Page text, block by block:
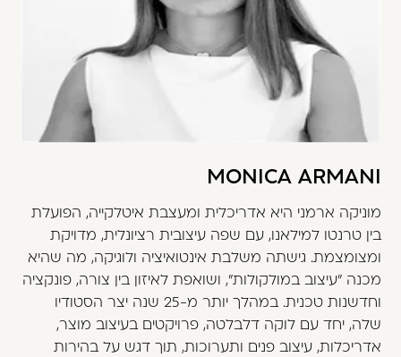
MONICA ARMANI
מוניקה ארמני היא אדריכלית ומעצבת איטלקייה, הפועלת
בין טרנטו למילאנו, עם שפה עיצובית רציונלית, מדויקת
ומצומצמת. גישתה משלבת אינטואיציה ולוגיקה, מה שהיא
מכנה "עיצוב במולקולות", ושואפת לאיזון בין צורה, פונקציה
וחדשנות טכנית. במהלך יותר מ-25 שנה יצר הסטודיו
שלה, יחד עם לוקה דלבלטה, פרויקטים בעיצוב מוצר,
אדריכלות, עיצוב פנים ותערוכות, תוך דגש על בהירות